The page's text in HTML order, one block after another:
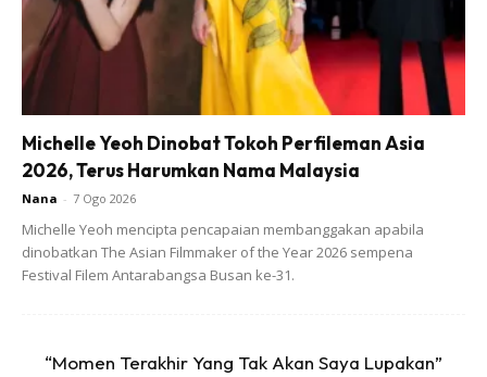
Michelle Yeoh Dinobat Tokoh Perfileman Asia
2026, Terus Harumkan Nama Malaysia
Nana - 7 Ogo 2026
Michelle Yeoh mencipta pencapaian membanggakan apabila
dinobatkan The Asian Filmmaker of the Year 2026 sempena
Festival Filem Antarabangsa Busan ke-31.
“Momen Terakhir Yang Tak Akan Saya Lupakan”